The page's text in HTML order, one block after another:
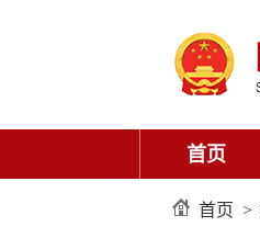
首页
首页 >